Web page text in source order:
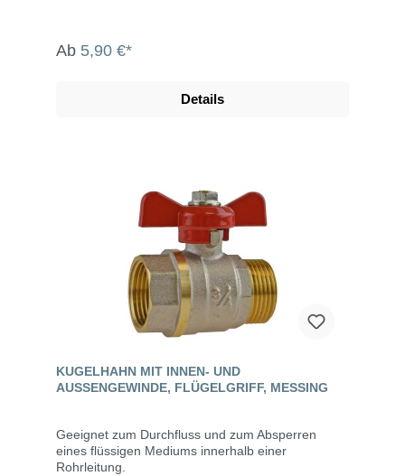
Ab 5,90 €*
Details
KUGELHAHN MIT INNEN- UND
AUSSENGEWINDE, FLÜGELGRIFF, MESSING
Geeignet zum Durchfluss und zum Absperren
eines flüssigen Mediums innerhalb einer
Rohrleitung.